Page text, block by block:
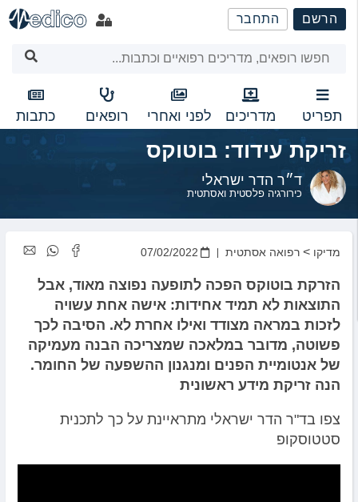
שִׂים
לֵב:
מַעֲרֶכֶת
נָגִישׁ
בִּקְלִיק
הַמְּסַיַּעַת
לִנְגִישׁוּת
הָאֲתָר.
הרשם התחבר
תפריט מדריכים לפני ואחרי רופאים כתבות
זריקת עידוד: בוטוקס
ד״ר הדר ישראלי
כירורגיה פלסטית ואסתטית
מדיקו > רפואה אסתטית 07/02/2022
הזרקת בוטוקס הפכה לתופעה נפוצה מאוד, אבל
התוצאות לא תמיד אחידות: אישה אחת עשויה
לזכות במראה מצודד ואילו אחרת לא. הסיבה לכך
פשוטה, מדובר במלאכה שמצריכה הבנה מעמיקה
של אנטומיית הפנים ומנגנון ההשפעה של החומר.
הנה זריקת מידע ראשונית
צפו בד"ר הדר ישראלי מתראיינת על כך לתכנית
סטטוסקופ